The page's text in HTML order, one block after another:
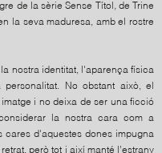
de la sèrie Sense Títol de Trine
la seva maduresa, amb el rostre
nostra identitat, l'aparença física
No obstant això, el
i no deixa de ser una ficció
la nostra cara com a
cares d'aquestes dones impugna
però tot i així manté l’estrany